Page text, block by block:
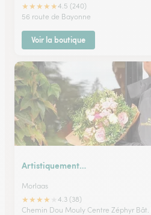
★★★★★4.5 (240)
56 route de Bayonne
Voir la boutique
Artistiquement…
Morlaas
★★★★
4.3 (38)
Chemin Dou Mouly Centre Zéphyr Bât.